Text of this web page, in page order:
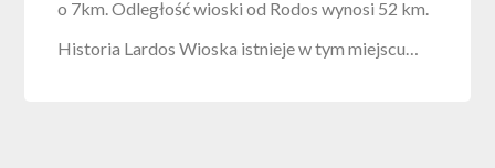
o 7km. Odległość wioski od Rodos wynosi 52 km.
Historia Lardos Wioska istnieje w tym miejscu…